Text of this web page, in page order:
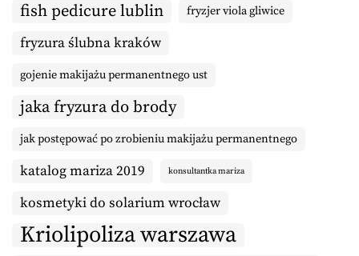
fish pedicure lublin fryzjer viola gliwice
fryzura ślubna kraków
gojenie makijażu permanentnego ust
jaka fryzura do brody
jak postępować po zrobieniu makijażu permanentnego
katalog mariza 2019 konsultantka mariza
kosmetyki do solarium wrocław
Kriolipoliza warszawa